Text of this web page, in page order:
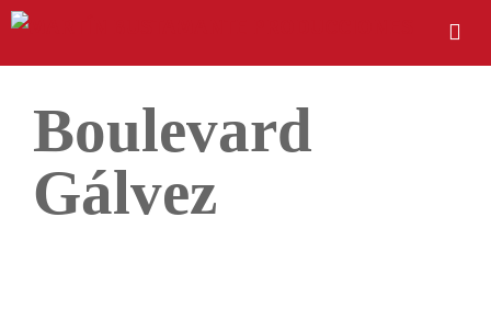
Boulevard
Gálvez